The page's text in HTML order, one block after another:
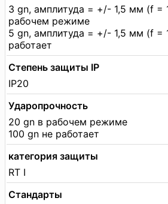
3 gn, амплитуда = +/- 1,5 мм (f =
рабочем режиме
5 gn, амплитуда = +/- 1,5 мм (f =
работает
Степень защиты IP
IP20
Ударопрочность
20 gn в рабочем режиме
100 gn не работает
категория защиты
RT I
Стандарты